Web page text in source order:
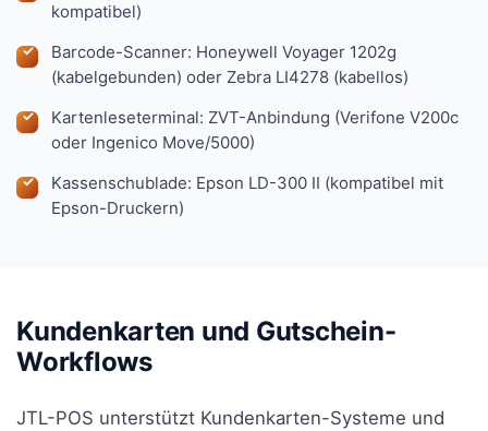
kompatibel)
Barcode-Scanner: Honeywell Voyager 1202g
(kabelgebunden) oder Zebra LI4278 (kabellos)
Kartenleseterminal: ZVT-Anbindung (Verifone V200c
oder Ingenico Move/5000)
Kassenschublade: Epson LD-300 II (kompatibel mit
Epson-Druckern)
Kundenkarten und Gutschein-
Workflows
JTL-POS unterstützt Kundenkarten-Systeme und